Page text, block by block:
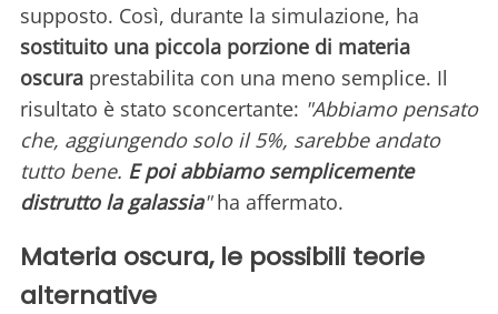
supposto. Così, durante la simulazione, ha
sostituito una piccola porzione di materia
oscura prestabilita con una meno semplice. Il
risultato è stato sconcertante: "Abbiamo pensato
che, aggiungendo solo il 5%, sarebbe andato
tutto bene. E poi abbiamo semplicemente
distrutto la galassia"ha affermato.
Materia oscura, le possibili teorie
alternative